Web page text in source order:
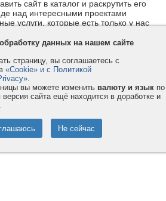
сайт в каталог и раскрутить его
над интересными проектами
услуги, которые есть только у нас
Privacy и Cookie
Помощь
- Все права защищены.
данных на нашем сайте
страницу, вы соглашаетесь с
«Cookie» и с Политикой
.
вы можете изменить валюту и язык по
сайта ещё находится в доработке и